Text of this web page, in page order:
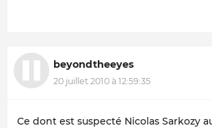
beyondtheeyes
20 juillet 2010 à 12:59:35
Ce dont est suspecté Nicolas Sarkozy